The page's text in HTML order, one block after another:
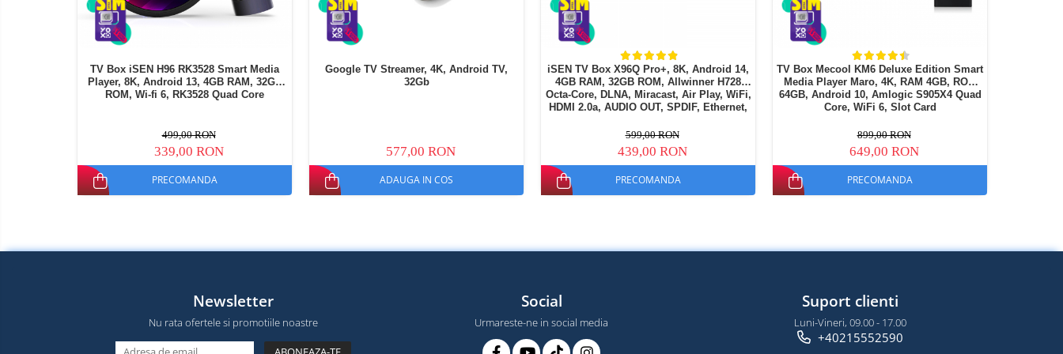
TV Box iSEN H96 RK3528 Smart Media
Player, 8K, Android 13, 4GB RAM, 32GB
ROM, Wi-fi 6, RK3528 Quad Core
499,00 RON
339,00 RON
PRECOMANDA
Google TV Streamer, 4K, Android TV,
32Gb
577,00 RON
ADAUGA IN COS
iSEN TV Box X96Q Pro+, 8K, Android 14,
4GB RAM, 32GB ROM, Allwinner H728
Octa-Core, DLNA, Miracast, Air Play, WiFi,
HDMI 2.0a, AUDIO OUT, SPDIF, Ethernet,
599,00 RON
439,00 RON
PRECOMANDA
TV Box Mecool KM6 Deluxe Edition Smart
Media Player Maro, 4K, RAM 4GB, ROM
64GB, Android 10, Amlogic S905X4 Quad
Core, WiFi 6, Slot Card
899,00 RON
649,00 RON
PRECOMANDA
Newsletter
Nu rata ofertele si promotiile noastre
Social
Urmareste-ne in social media
Suport clienti
Luni-Vineri, 09.00 - 17.00
+40215552590